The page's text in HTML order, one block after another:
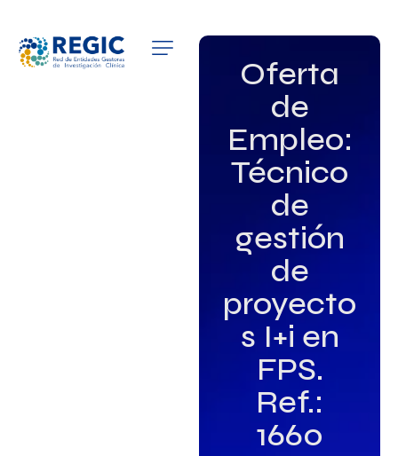
Oferta
de
Empleo:
Técnico
de
gestión
de
proyecto
s I+i en
FPS.
Ref.:
1660
QUIÉNES SOMOS
PATROCINADORES
GRUPOS DE INTERÉS